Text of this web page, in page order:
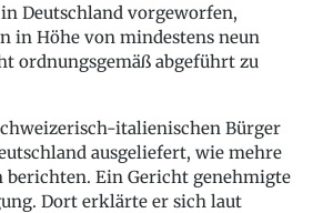
Deutschland vorgeworfen,
in Höhe von mindestens neun
ordnungsgemäß abgeführt zu
italienischen Bürger
ausgeliefert, wie mehre
berichten. Ein Gericht genehmigte
Dort erklärte er sich laut